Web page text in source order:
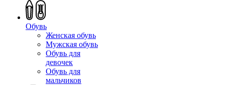
Обувь
Женская обувь
Мужская обувь
Обувь для
девочек
Обувь для
мальчиков